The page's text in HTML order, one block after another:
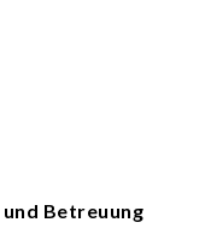
Betreuung